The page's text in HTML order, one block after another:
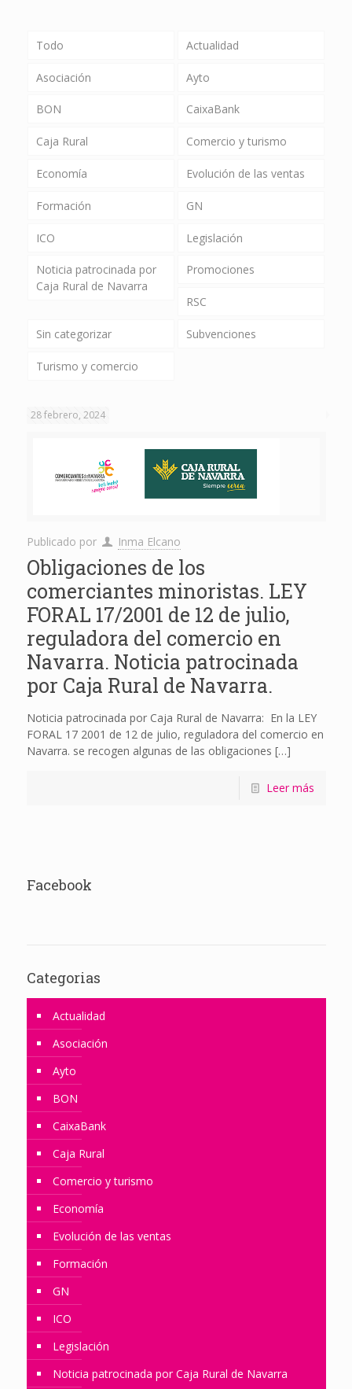
Todo Actualidad
Asociación Ayto
BON CaixaBank
Caja Rural Comercio y turismo
Economía Evolución de las ventas
Formación GN
ICO Legislación
Noticia patrocinada por
Caja Rural de Navarra
Promociones
RSC
Sin categorizar Subvenciones
Turismo y comercio
28 febrero, 2024
Publicado por Inma Elcano
Obligaciones de los
comerciantes minoristas. LEY
FORAL 17/2001 de 12 de julio,
reguladora del comercio en
Navarra. Noticia patrocinada
por Caja Rural de Navarra.
Noticia patrocinada por Caja Rural de Navarra: En la LEY
FORAL 17 2001 de 12 de julio, reguladora del comercio en
Navarra. se recogen algunas de las obligaciones […]
Leer más
Facebook
Categorias
Actualidad
Asociación
Ayto
BON
CaixaBank
Caja Rural
Comercio y turismo
Economía
Evolución de las ventas
Formación
GN
ICO
Legislación
Noticia patrocinada por Caja Rural de Navarra